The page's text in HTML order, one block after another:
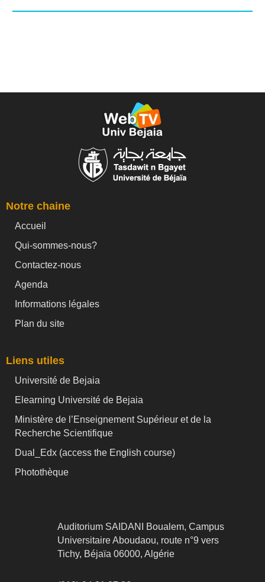
Notre chaine
Accueil
Qui-sommes-nous?
Contactez-nous
Agenda
Informations légales
Plan du site
Liens utiles
Université de Bejaia
Elearning Université de Bejaia
Ministère de l’Enseignement Supérieur et de la
Recherche Scientifique
Dual_Edx (access the English course)
Photothèque
Auditorium SAIDANI Boualem, Campus
Universitaire Aboudaou, route n°9 vers
Tichy, Béjaïa 06000, Algérie